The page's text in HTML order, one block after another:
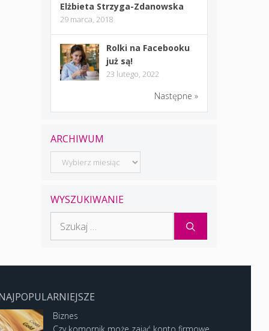
Elżbieta Strzyga-Zdanowska
29 marca, 2018
Rolki na Facebooku
już są!
23 lutego, 2022
Następne »
ARCHIWUM
Archiwum
WYSZUKIWANIE
Biznes